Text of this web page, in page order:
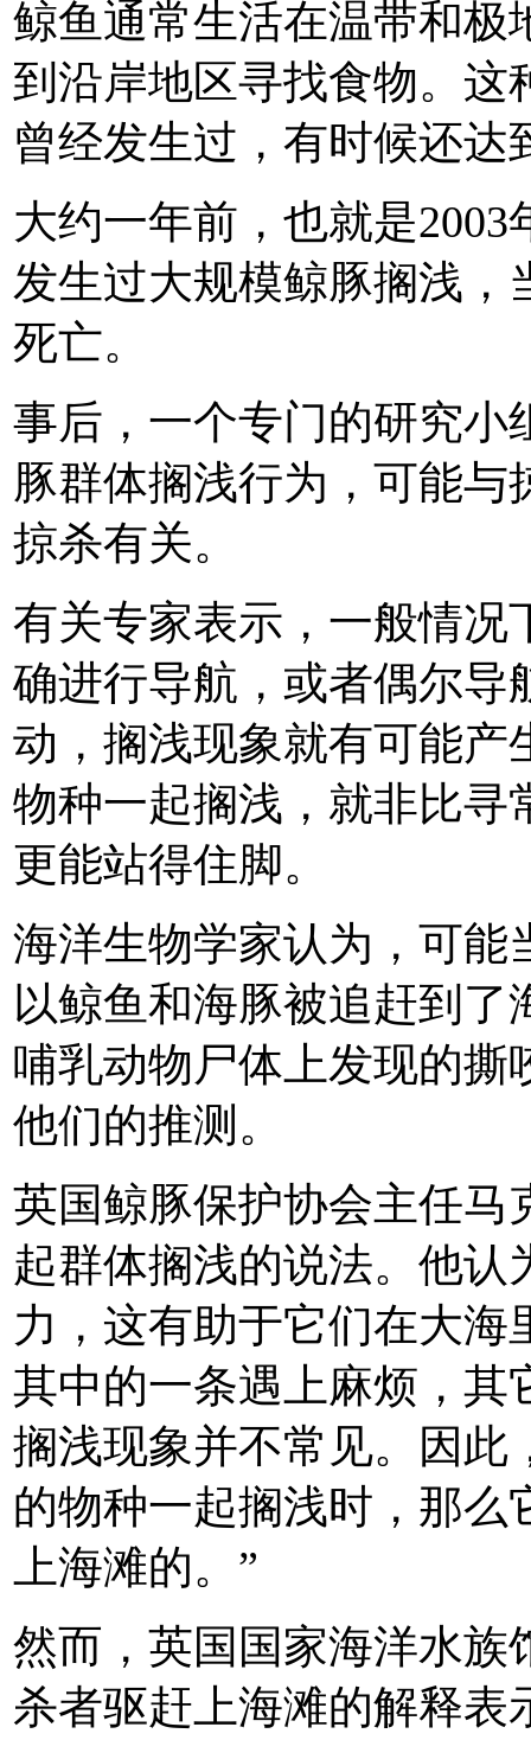
鲸鱼通常生活在温带和极
到沿岸地区寻找食物。这
曾经发生过，有时候还达
大约一年前，也就是
发生过大规模鲸豚搁浅，
死亡。
事后，一个专门的研究小
豚群体搁浅行为，可能
掠杀有关。
有关专家表示，一般情况
确进行导航，或者偶尔导
动，搁浅现象就有可能产
物种一起搁浅，就非比寻
更能站得住脚。
海洋生物学家认为，可能
以鲸鱼和海豚被追赶到
哺乳动物尸体上发现的撕
他们的推测。
英国鲸豚保护协会主任马
起群体搁浅的说法。他认
力，这有助于它们在大
其中的一条遇上麻烦，其
搁浅现象并不常见。因此
的物种一起搁浅时，那么
上海滩的。”
然而，英国国家海洋水族
杀者驱赶上海滩的解释表